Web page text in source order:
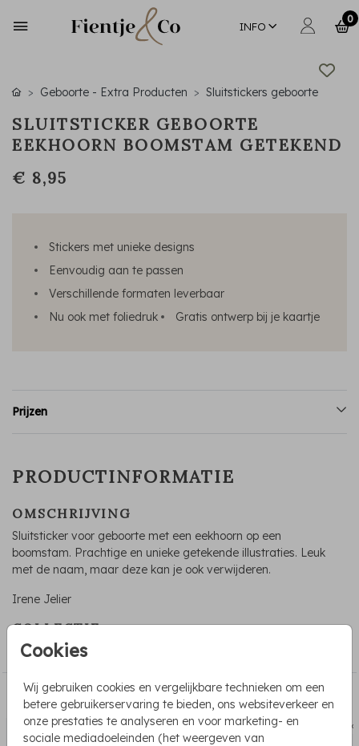
INFO
0
Cookies
Wij gebruiken cookies en vergelijkbare technieken om een
betere gebruikerservaring te bieden, ons websiteverkeer en
onze prestaties te analyseren en voor marketing- en
sociale mediadoeleinden (het weergeven van
Geboorte - Extra Producten Sluitstickers geboorte
SLUITSTICKER GEBOORTE
EEKHOORN BOOMSTAM GETEKEND
€ 8,95
Stickers met unieke designs
Eenvoudig aan te passen
Verschillende formaten leverbaar
Nu ook met foliedruk
Gratis ontwerp bij je kaartje
Prijzen
PRODUCTINFORMATIE
OMSCHRIJVING
Sluitsticker voor geboorte met een eekhoorn op een
boomstam. Prachtige en unieke getekende illustraties. Leuk
met de naam, maar deze kan je ook verwijderen.
Irene Jelier
COLLECTIE
Sluitstickers geboorte
PASSEND BIJ DE KAART
geboortekaartje